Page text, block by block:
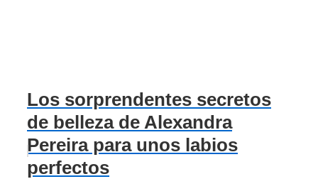
Los sorprendentes secretos
de belleza de Alexandra
Pereira para unos labios
perfectos